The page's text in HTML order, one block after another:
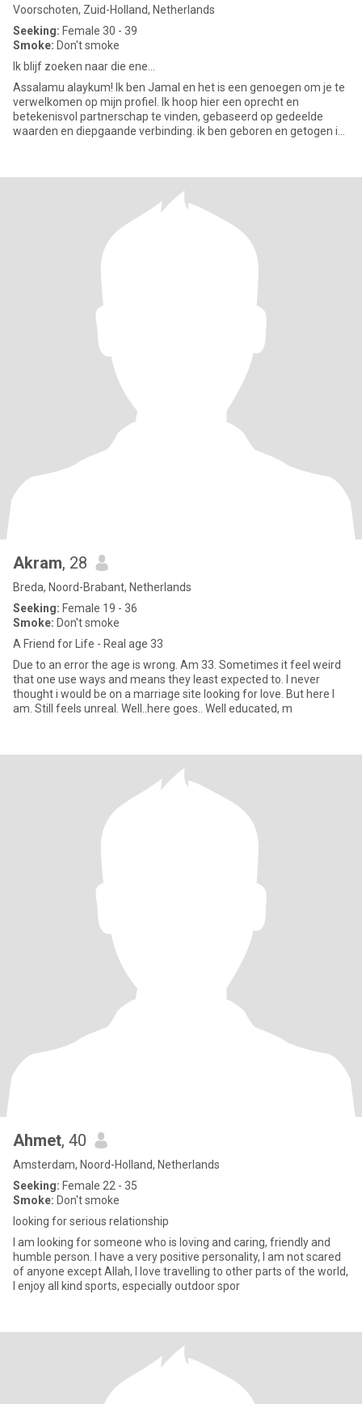
Voorschoten, Zuid-Holland, Netherlands
Seeking: Female 30 - 39
Smoke: Don't smoke
Ik blijf zoeken naar die ene...
Assalamu alaykum! Ik ben Jamal en het is een genoegen om je te
verwelkomen op mijn profiel. Ik hoop hier een oprecht en
betekenisvol partnerschap te vinden, gebaseerd op gedeelde
waarden en diepgaande verbinding. ik ben geboren en getogen in
Akram, 28
Breda, Noord-Brabant, Netherlands
Seeking: Female 19 - 36
Smoke: Don't smoke
A Friend for Life - Real age 33
Due to an error the age is wrong. Am 33. Sometimes it feel weird
that one use ways and means they least expected to. I never
thought i would be on a marriage site looking for love. But here I
am. Still feels unreal. Well..here goes.. Well educated, m
Ahmet, 40
Amsterdam, Noord-Holland, Netherlands
Seeking: Female 22 - 35
Smoke: Don't smoke
looking for serious relationship
I am looking for someone who is loving and caring, friendly and
humble person. I have a very positive personality, I am not scared
of anyone except Allah, I love travelling to other parts of the world,
I enjoy all kind sports, especially outdoor spor